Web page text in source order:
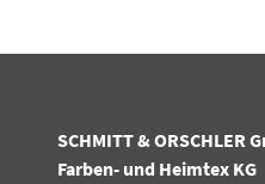
SCHMITT & ORSCHLER
Farben- und Heimtex KG